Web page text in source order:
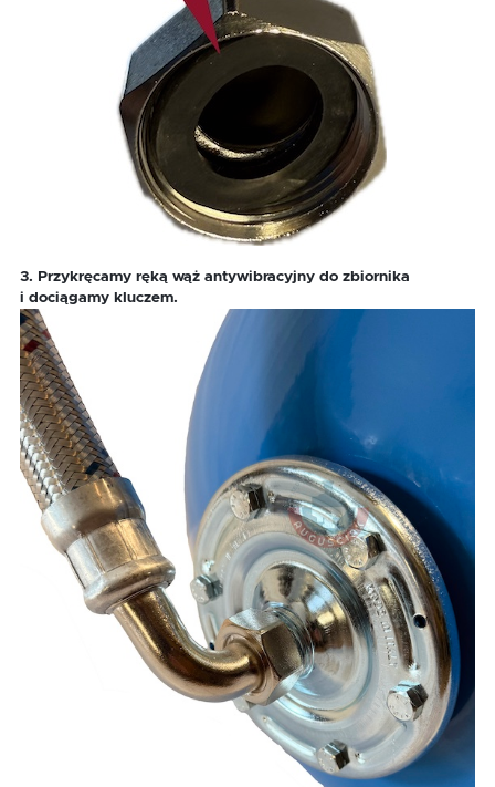
3. Przykręcamy ręką wąż antywibracyjny do zbiornika
i dociągamy kluczem.